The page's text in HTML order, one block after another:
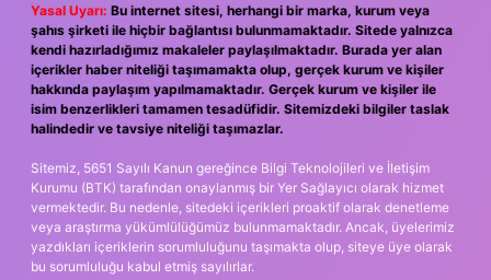
Yasal Uyarı: Bu internet sitesi, herhangi bir marka, kurum veya
şahıs şirketi ile hiçbir bağlantısı bulunmamaktadır. Sitede yalnızca
kendi hazırladığımız makaleler paylaşılmaktadır. Burada yer alan
içerikler haber niteliği taşımamakta olup, gerçek kurum ve kişiler
hakkında paylaşım yapılmamaktadır. Gerçek kurum ve kişiler ile
isim benzerlikleri tamamen tesadüfidir. Sitemizdeki bilgiler taslak
halindedir ve tavsiye niteliği taşımazlar.
Sitemiz, 5651 Sayılı Kanun gereğince Bilgi Teknolojileri ve İletişim
Kurumu (BTK) tarafından onaylanmış bir Yer Sağlayıcı olarak hizmet
vermektedir. Bu nedenle, sitedeki içerikleri proaktif olarak denetleme
veya araştırma yükümlülüğümüz bulunmamaktadır. Ancak, üyelerimiz
yazdıkları içeriklerin sorumluluğunu taşımakta olup, siteye üye olarak
bu sorumluluğu kabul etmiş sayılırlar.